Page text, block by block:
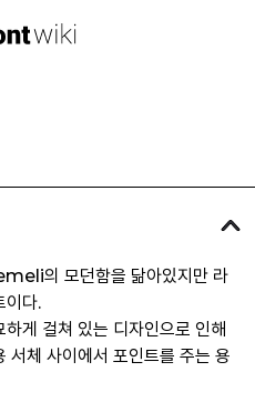
의 모던함을 닮아있지만 라
이다.
게 걸쳐 있는 디자인으로 인해
서체 사이에서 포인트를 주는 용